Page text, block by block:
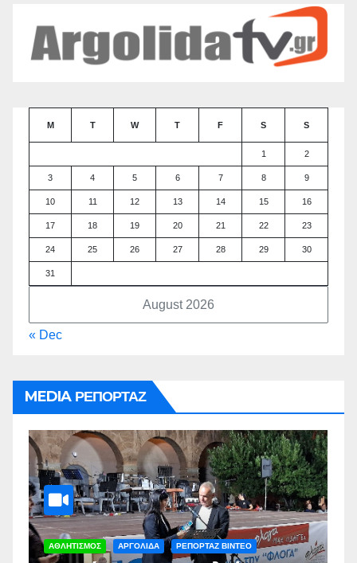
August 2026
M T W T F S S
1 2
3 4 5 6 7 8 9
10 11 12 13 14 15 16
17 18 19 20 21 22 23
24 25 26 27 28 29 30
31
« Dec
MEDIA ΡΕΠΟΡΤΑΖ
ΑΡΓΟΛΙΔΑ ΡΕΠΟΡΤΑΖ ΒΙΝΤΕΟ